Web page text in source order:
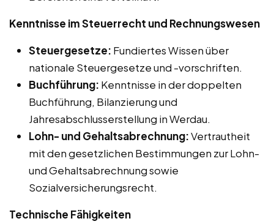
Kenntnisse im Steuerrecht und Rechnungswesen
Steuergesetze: Fundiertes Wissen über
nationale Steuergesetze und -vorschriften.
Buchführung: Kenntnisse in der doppelten
Buchführung, Bilanzierung und
Jahresabschlusserstellung in Werdau.
Lohn- und Gehaltsabrechnung:Vertrautheit
mit den gesetzlichen Bestimmungen zur Lohn-
und Gehaltsabrechnung sowie
Sozialversicherungsrecht.
Technische Fähigkeiten